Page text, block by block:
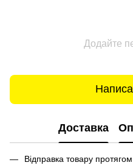
Додайте
Доставка
Відправка товару